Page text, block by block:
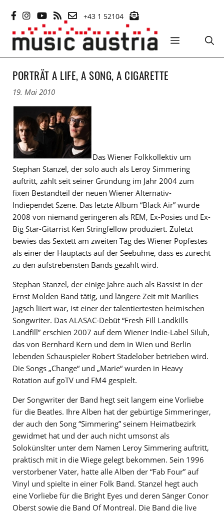
Inhalt
springen
+43 1 52104
MENÜ
PORTRÄT A LIFE, A SONG, A CIGARETTE
19. Mai 2010
Das Wiener Folkkollektiv um
Stephan Stanzel, der solo auch als Leroy Simmering
auftritt, zählt seit seiner Gründung im Jahr 2004 zum
fixen Bestandteil der neuen Wiener Alternativ-
Indiependet Szene. Das letzte Album “Black Air” wurde
2008 von niemand geringeren als REM, Ex-Posies und Ex-
Big Star-Gitarrist Ken Stringfellow produziert. Zuletzt
bewies das Sextett am zweiten Tag des Wiener Popfestes
als einer der Hauptacts auf der Seebühne, dass es zurecht
zu den aufstrebensten Bands gezählt wird.
Stephan Stanzel, der einige Jahre auch als Bassist in der
Ernst Molden Band tätig, und längere Zeit mit Marilies
Jagsch liiert war, ist einer der talentiertesten heimischen
Songwriter. Das ALASAC-Debüt “Fresh Fill Landkills
Landfill” erschien 2007 auf dem Wiener Indie-Label Siluh,
das von Bernhard Kern und dem in Wien und Berlin
lebenden Schauspieler Robert Stadelober betrieben wird.
Die Songs „Change“ und „Marie“ wurden in Heavy
Rotation auf goTV und FM4 gespielt.
Der Songwriter der Band hegt seit langem eine Vorliebe
für die Beatles. Ihre Alben hat der gebürtige Simmeringer,
der auch den Song “Simmering” seinem Heimatbezirk
gewidmet hat und der auch nicht umsonst als
Solokünslter unter dem Namen Leroy Simmering auftritt,
praktisch mit in die Wiege gelegt bekommen. Sein 1996
verstorbener Vater, hatte alle Alben der “Fab Four” auf
Vinyl und spielte in einer Folk Band. Stanzel hegt auch
eine Vorliebe für die Bright Eyes und deren Sänger Conor
Oberst sowie die Band Of Montreal. Die Band die live